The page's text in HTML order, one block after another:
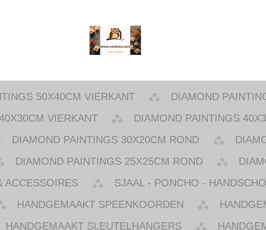
50X40CM VIERKANT
DIAMOND
VIERKANT
DIAMOND PAINTINGS
DIAMOND PAINTINGS 30X20CM ROND
DIAMOND PAINTINGS 25X25CM ROND
ACCESSOIRES
SJAAL - PONCHO -
HANDGEMAAKT SPEENKOORDEN
HANDGEMAAKT SLEUTELHANGERS